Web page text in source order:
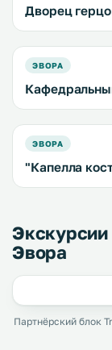
Дворец
ЭВОРА
ЭВОРА
"Капелла
Экскурсии
Эвора
Партнёрский блок